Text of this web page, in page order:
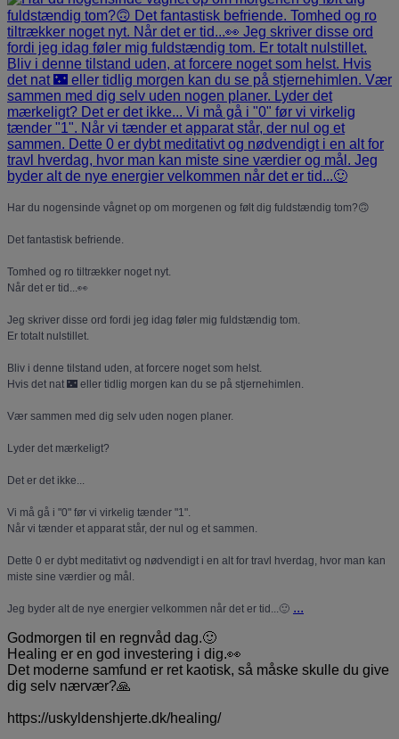
Har du nogensinde vågnet op om morgenen og følt dig fuldstændig tom?🙃
Det fantastisk befriende.
Tomhed og ro tiltrækker noget nyt.
Når det er tid...👀
Jeg skriver disse ord fordi jeg idag føler mig fuldstændig tom.
Er totalt nulstillet.
Bliv i denne tilstand uden, at forcere noget som helst.
Hvis det nat 🌃 eller tidlig morgen kan du se på stjernehimlen.
Vær sammen med dig selv uden nogen planer.
Lyder det mærkeligt?
Det er det ikke...
Vi må gå i "0" før vi virkelig tænder "1".
Når vi tænder et apparat står, der nul og et sammen.
Dette 0 er dybt meditativt og nødvendigt i en alt for travl hverdag, hvor man kan
miste sine værdier og mål.
Jeg byder alt de nye energier velkommen når det er tid...🙂 ...
Godmorgen til en regnvåd dag.🙂
Healing er en god investering i dig.👀
Det moderne samfund er ret kaotisk, så måske skulle du give
dig selv nærvær?🙏
https://uskyldenshjerte.dk/healing/